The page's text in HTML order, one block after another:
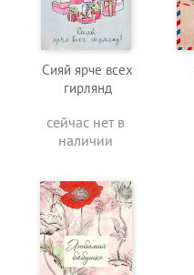
Сияй ярче всех
гирлянд
сейчас нет в
наличии